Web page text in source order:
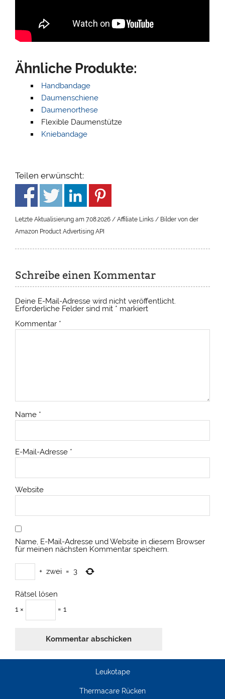
Ähnliche Produkte:
Handbandage
Daumenschiene
Daumenorthese
Flexible Daumenstütze
Kniebandage
Teilen erwünscht:
Letzte Aktualisierung am 7.08.2026 / Affiliate Links / Bilder von der
Amazon Product Advertising API
Schreibe einen Kommentar
Deine E-Mail-Adresse wird nicht veröffentlicht.
Erforderliche Felder sind mit * markiert
Kommentar *
Name *
E-Mail-Adresse *
Website
Name, E-Mail-Adresse und Website in diesem Browser
für meinen nächsten Kommentar speichern.
+ zwei = 3
Rätsel lösen
1 ×
= 1
Leukotape
Thermacare Rücken